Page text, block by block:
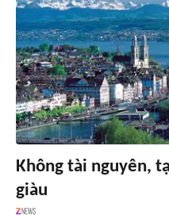
Không tài nguyên,
giàu